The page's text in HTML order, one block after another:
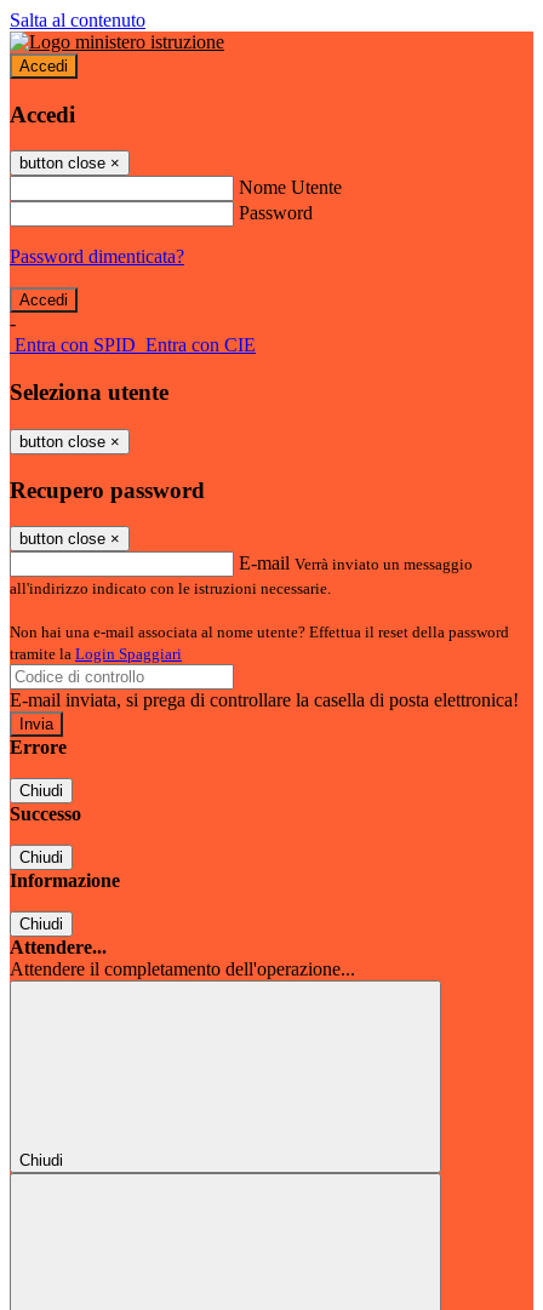
Salta al contenuto
Accedi
Accedi
button close ×
Nome Utente
Password
Password dimenticata?
-
Entra con SPID Entra con CIE
Seleziona utente
button close ×
Recupero password
button close ×
E-mail Verrà inviato un messaggio
all'indirizzo indicato con le istruzioni necessarie.
Non hai una e-mail associata al nome utente? Effettua il reset della password
tramite la Login Spaggiari
E-mail inviata, si prega di controllare la casella di posta elettronica!
Errore
Chiudi
Successo
Chiudi
Informazione
Chiudi
Attendere...
Attendere il completamento dell'operazione...
Chiudi